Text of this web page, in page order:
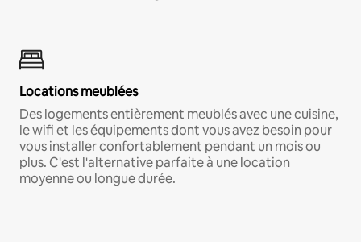
Locations meublées
Des logements entièrement meublés avec une cuisine,
le wifi et les équipements dont vous avez besoin pour
vous installer confortablement pendant un mois ou
plus. C'est l'alternative parfaite à une location
moyenne ou longue durée.